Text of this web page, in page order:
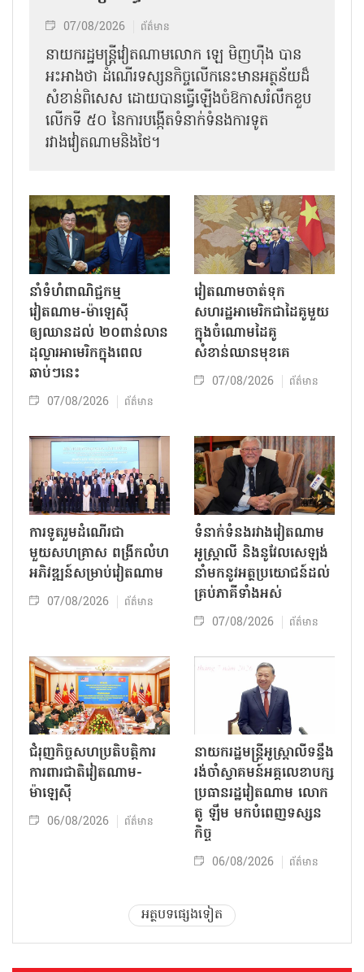
07/08/2026 ព័ត៌មាន
នាយករដ្ឋមន្ត្រីវៀតណាមលោក ឡេ មិញហ៊ឹង បាន
អះអាងថា ដំណើរទស្សនកិច្ចលើកនេះមានអត្ថន័យដ៏
សំខាន់ពិសេស ដោយបានធ្វើឡើងចំឱកាសរំលឹកខួប
លើកទី ៥០ នៃការបង្កើតទំនាក់ទំនងការទូត
រវាងវៀតណាមនិងថៃ។
នាំទំហំពាណិជ្ជកម្ម
វៀតណាម-ម៉ាឡេស៊ី
ឲ្យឈានដល់ ២០ពាន់លាន
ដុល្លារអាមេរិកក្នុងពេល
ឆាប់ៗនេះ
07/08/2026 ព័ត៌មាន
វៀតណាមចាត់ទុក
សហរដ្ឋអាមេរិកជាដៃគូមួយ
ក្នុងចំណោមដៃគូ
សំខាន់ឈានមុខគេ
07/08/2026 ព័ត៌មាន
ការទូតរួមដំណើរជា
មួយសហគ្រាស ពង្រីកលំហ
អភិវឌ្ឍន៍សម្រាប់វៀតណាម
07/08/2026 ព័ត៌មាន
ទំនាក់ទំនងរវាងវៀតណាម
អូស្ត្រាលី និងនូវែលសេឡង់
នាំមកនូវអត្ថប្រយោជន៍ដល់
គ្រប់ភាគីទាំងអស់
07/08/2026 ព័ត៌មាន
ជំរុញកិច្ចសហប្រតិបត្តិការ
ការពារជាតិវៀតណាម-
ម៉ាឡេស៊ី
06/08/2026 ព័ត៌មាន
នាយករដ្ឋមន្ត្រីអូស្ត្រាលីទន្ទឹង
រង់ចាំស្វាគមន៍អគ្គលេខាបក្ស
ប្រធានរដ្ឋវៀតណាម លោក
តូ ឡឹម មកបំពេញទស្សន
កិច្ច
06/08/2026 ព័ត៌មាន
អត្ថបទផ្សេងទៀត